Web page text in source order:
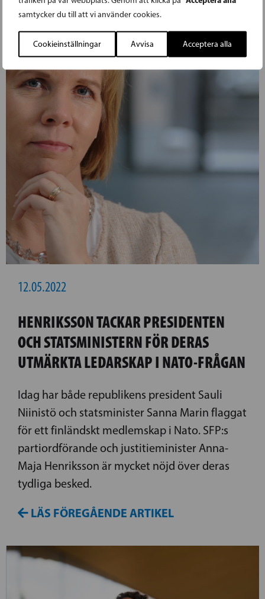
samtycker du till att vi använder cookies.
Cookieinställningar Avvisa Acceptera alla
12.05.2022
HENRIKSSON TACKAR PRESIDENTEN
OCH STATSMINISTERN FÖR DERAS
UTMÄRKTA LEDARSKAP I NATO-FRÅGAN
Idag har både republikens president Sauli
Niinistö och statsminister Sanna Marin flaggat
för ett finländskt medlemskap i Nato. SFP:s
partiordförande och justitieminister Anna-
Maja Henriksson är mycket nöjd över deras
tydliga besked.
LÄS FÖREGÅENDE ARTIKEL